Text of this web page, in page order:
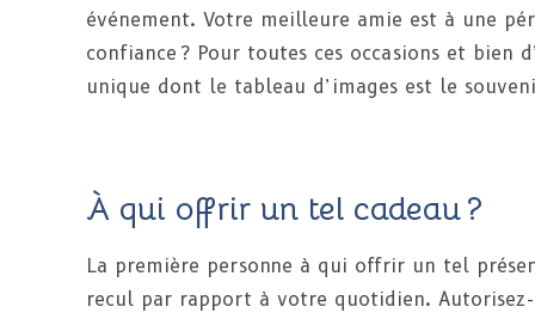
événement. Votre meilleure amie est à une
confiance ? Pour toutes ces occasions et
unique dont le tableau d’images est le
À qui offrir un tel cadeau ?
La première personne à qui offrir un tel
recul par rapport à votre quotidien.